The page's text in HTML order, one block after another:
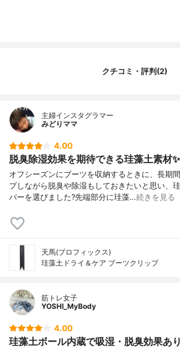
クチコミ・評判(2)
主婦インスタグラマー
みどりママ
4.00
脱臭除湿効果を期待できる珪藻土素材✨
オフシーズンにブーツを収納するときに、長期
プしながら脱臭や除湿もしておきたいと思い、
パーを選びました?先端部分に珪藻…続きを見る
天馬(プロフィックス)
珪藻土ドライ＆ケア ブーツクリップ
筋トレ女子
YOSHI_MyBody
4.00
珪藻土ボール内蔵で吸湿・脱臭効果あり